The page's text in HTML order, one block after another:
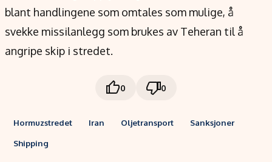
blant handlingene som omtales som mulige, å
svekke missilanlegg som brukes av Teheran til å
angripe skip i stredet.
0 0
Hormuzstredet Iran Oljetransport
Sanksjoner
Shipping